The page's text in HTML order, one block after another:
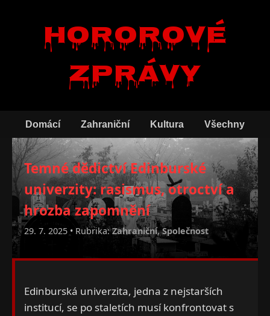
Hororové
zprávy
Domácí Zahraniční Kultura Všechny
Temné dědictví Edinburské
univerzity: rasismus, otroctví a
hrozba zapomnění
29. 7. 2025 • Rubrika:Zahraniční,Společnost
Edinburská univerzita, jedna z nejstarších
institucí, se po staletích musí konfrontovat s